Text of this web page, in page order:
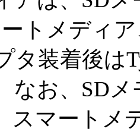
トメディ
タ装着後は
なお、SD
スマートメ